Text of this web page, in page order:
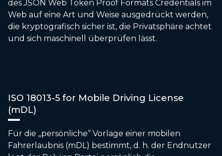
des JSON Web Token Proof Formats Credentials im
Web auf eine Art und Weise ausgedrückt werden,
die kryptografisch sicher ist, die Privatsphäre achtet
und sich maschinell überprüfen lässt.
ISO 18013-5 for Mobile Driving License
(mDL)
Für die „persönliche“ Vorlage einer mobilen
Fahrerlaubnis (mDL) bestimmt, d. h. der Endnutzer